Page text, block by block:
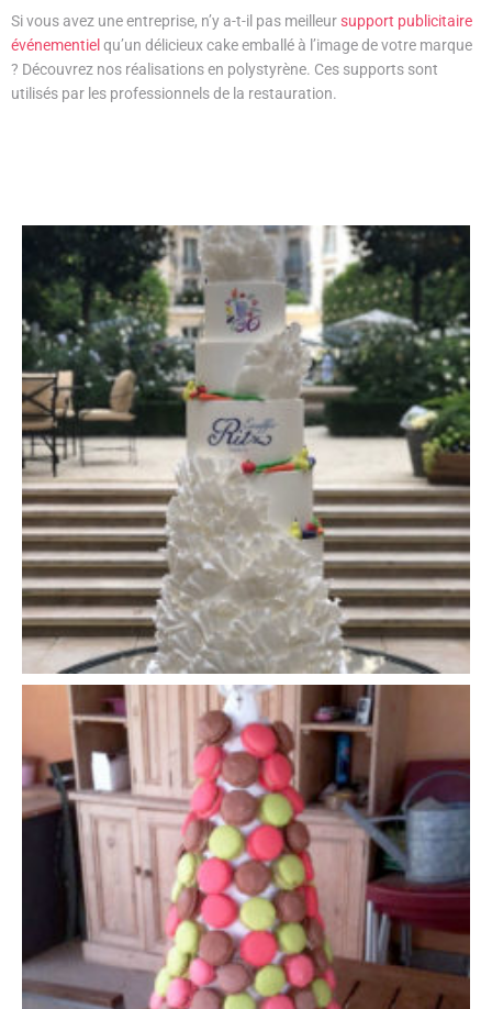
Si vous avez une entreprise, n’y a-t-il pas meilleursupport publicitaire
événementiel qu’un délicieux cake emballé à l’image de votre marque
? Découvrez nos réalisations en polystyrène. Ces supports sont
utilisés par les professionnels de la restauration.